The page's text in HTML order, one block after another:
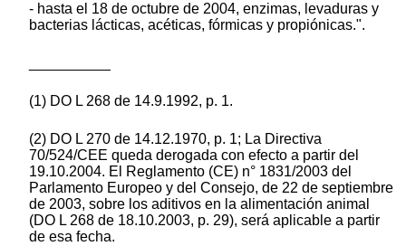
- hasta el 18 de octubre de 2004, enzimas, levaduras y
bacterias lácticas, acéticas, fórmicas y propiónicas.".
(1) DO L 268 de 14.9.1992, p. 1.
(2) DO L 270 de 14.12.1970, p. 1; La Directiva
70/524/CEE queda derogada con efecto a partir del
19.10.2004. El Reglamento (CE) n° 1831/2003 del
Parlamento Europeo y del Consejo, de 22 de septiembre
de 2003, sobre los aditivos en la alimentación animal
(DO L 268 de 18.10.2003, p. 29), será aplicable a partir
de esa fecha.